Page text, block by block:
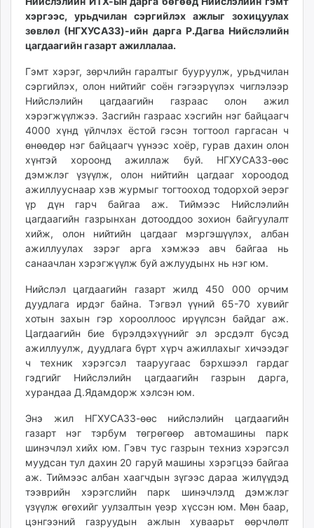
mnb.mn
Livetv.mn
24tsag.mn
shuud.mn
eagle.mn
ergelt.mn
zarig.mn
today.mn
zuv.mn
mminfo.mn
ugluu.mn
urlag.mn
shudarga.mn
shuurhai.mn
unuudur.mn
isee.mn
mglradio.com
fact.mn
itoim.mn
tumen.mn
shuum.mn
times.mn
tvmongolia.mn
mass.mn
unegui.mn
assa.mn
хэргээс, урьдчилан сэргийлэх ажлыг зохицуулах
зөвлөл (НГХУСАЗЗ)-ийн дарга Р.Дагва Нийслэлийн
цагдаагийн газарт ажиллалаа.
Гэмт хэрэг, зөрчлийн гаралтыг бууруулж, урьдчилан
сэргийлэх, олон нийтийг соён гэгээрүүлэх чиглэлээр
Нийслэлийн цагдаагийн газраас олон ажил
хэрэгжүүлжээ. Засгийн газраас хэсгийн нэг байцаагч
4000 хүнд үйлчлэх ёстой гэсэн тогтоол гаргасан ч
өнөөдөр нэг байцаагч үүнээс хоёр, гурав дахин олон
хүнтэй хороонд ажиллаж буй. НГХУСАЗЗ-өөс
дэмжлэг үзүүлж, олон нийтийн цагдааг хороодод
ажиллууснаар хэв журмыг тогтооход тодорхой эерэг
үр дүн гарч байгаа аж. Тиймээс Нийслэлийн
цагдаагийн газрынхан дотооддоо зохион байгуулалт
хийж, олон нийтийн цагдааг мэргэшүүлэх, албан
ажиллуулах зэрэг арга хэмжээ авч байгаа нь
санаачлан хэрэгжүүлж буй ажлуудынх нь нэг юм.
Нийслэл цагдаагийн газарт жилд 450 000 орчим
дуудлага ирдэг байна. Тэгвэл үүний 65-70 хувийг
хотын захын гэр хорооллоос ирүүлсэн байдаг аж.
Цагдаагийн бие бүрэлдэхүүнийг эл эрсдэлт бүсэд
ажиллуулж, дуудлага бүрт хүрч ажиллахыг хичээдэг
ч техник хэрэгсэл тааруугаас бэрхшээл гардаг
гэдгийг Нийслэлийн цагдаагийн газрын дарга,
хурандаа Д.Ядамдорж хэлсэн юм.
Энэ жил НГХУСАЗЗ-өөс нийслэлийн цагдаагийн
газарт нэг тэрбум төгрөгөөр автомашины парк
шинэчлэл хийх юм. Гэвч тус газрын техниз хэрэгсэл
муудсан тул дахин 20 гаруй машины хэрэгцээ байгаа
аж. Тиймээс албан хаагчдын зүгээс дараа жилүүдэд
тээврийн хэрэгслийн парк шинэчлэлд дэмжлэг
үзүүлж өгөхийг уулзалтын үеэр хүссэн юм. Мөн баар,
цэнгээний газруудын ажлын хуваарьт өөрчлөлт